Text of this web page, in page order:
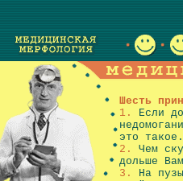
Шесть
1.
Если
это такое.
2.
Чем
дольше
3.
На